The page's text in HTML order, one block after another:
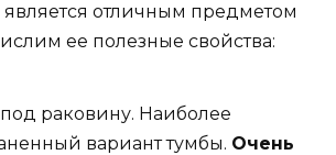
отличным предметом
ее полезные свойства:
раковину. Наиболее
вариант тумбы. Очень